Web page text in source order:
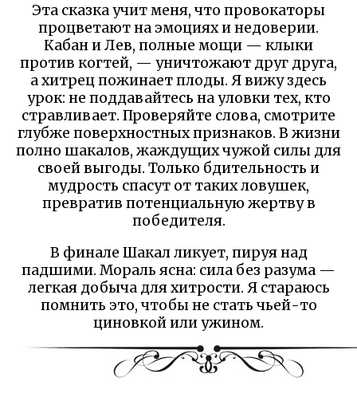
Эта сказка учит меня, что провокаторы
процветают на эмоциях и недоверии.
Кабан и Лев, полные мощи — клыки
против когтей, — уничтожают друг друга,
а хитрец пожинает плоды. Я вижу здесь
урок: не поддавайтесь на уловки тех, кто
стравливает. Проверяйте слова, смотрите
глубже поверхностных признаков. В жизни
полно шакалов, жаждущих чужой силы для
своей выгоды. Только бдительность и
мудрость спасут от таких ловушек,
превратив потенциальную жертву в
победителя.
В финале Шакал ликует, пируя над
падшими. Мораль ясна: сила без разума —
легкая добыча для хитрости. Я стараюсь
помнить это, чтобы не стать чьей-то
циновкой или ужином.